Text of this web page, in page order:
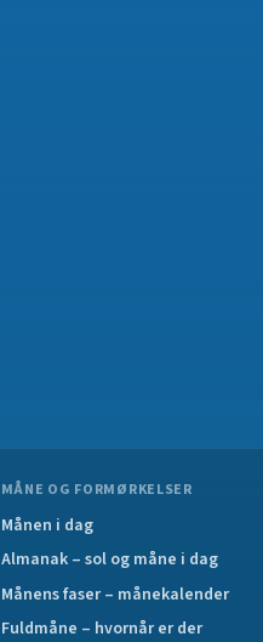
MÅNE OG FORMØRKELSER
Månen i dag
Almanak – sol og måne i dag
Månens faser – månekalender
Fuldmåne – hvornår er der